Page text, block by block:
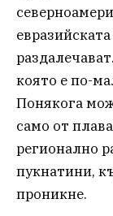
която е по-
Понякога
само от
регионално
пукнатини,
проникне.